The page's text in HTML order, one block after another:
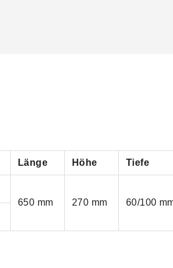
Länge Höhe Tiefe
650 mm
270 mm 60/100